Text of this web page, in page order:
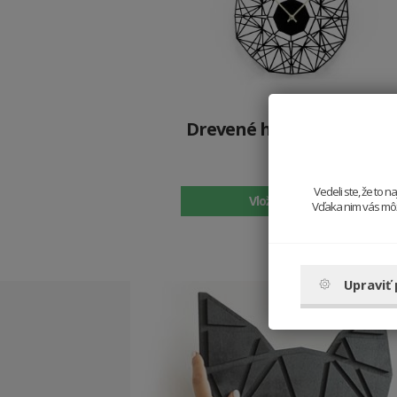
Drevené hodiny Arte Nox
Vložiť do košíka
Vedeli ste, že to
Vďaka nim vás
Upraviť